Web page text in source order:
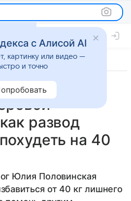
развод
на 40
Юлия Половинская
от 40 кг лишнего
с Алисой AI
картинку или видео —
и точно